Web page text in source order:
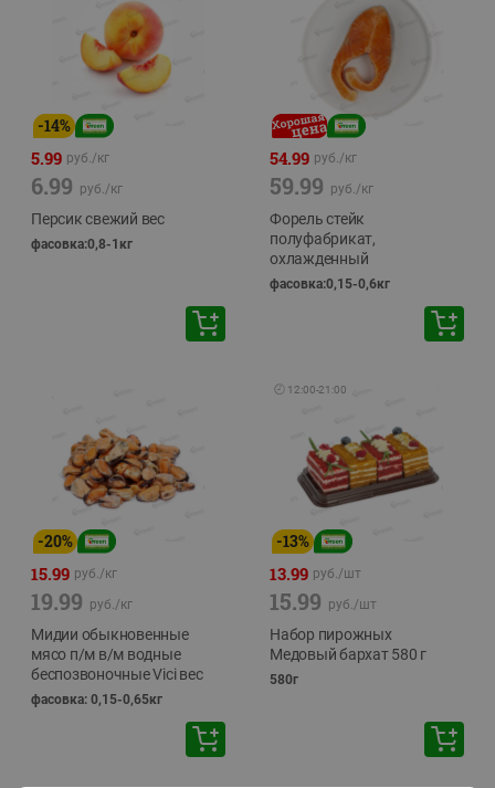
-14%
5.99 руб./кг
6.99 руб./кг
Персик свежий вес
фасовка:0,8-1кг
54.99 руб./кг
59.99 руб./кг
Форель стейк
полуфабрикат,
охлажденный
фасовка:0,15-0,6кг
-20%
15.99 руб./кг
19.99 руб./кг
Мидии обыкновенные
мясо п/м в/м водные
беспозвоночные Vici вес
фасовка: 0,15-0,65кг
🕘 12:00-21:00
-13%
13.99 руб./шт
15.99 руб./шт
Набор пирожных
Медовый бархат 580 г
580г